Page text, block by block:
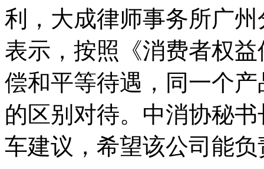
利，大成律师事务所广
表示，按照《消费者权
偿和平等待遇，同一个
的区别对待。中消协秘
车建议，希望该公司能